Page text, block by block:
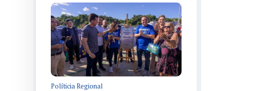
Políticia Regional